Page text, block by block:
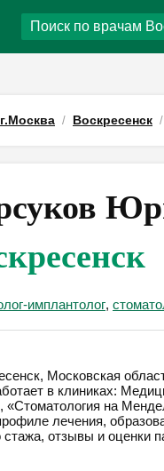
Воскресенск
имплантолог,
Московская
в клиниках:
«Стоматология на
лечения,
стажа, отзывы и оценки